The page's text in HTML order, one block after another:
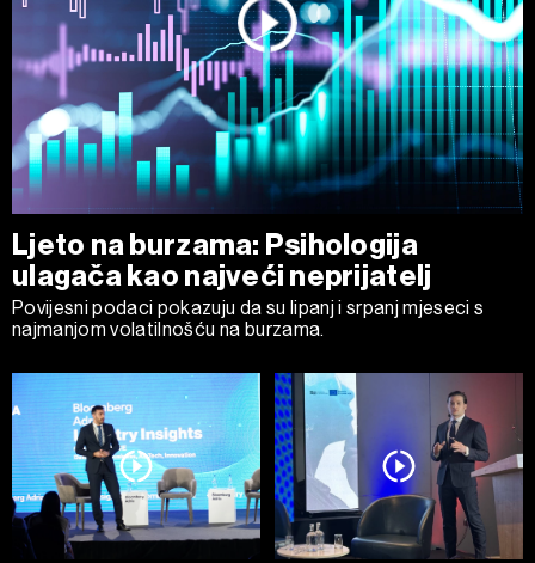
Ljeto na burzama: Psihologija
ulagača kao najveći neprijatelj
Povijesni podaci pokazuju da su lipanj i srpanj mjeseci s
najmanjom volatilnošću na burzama.